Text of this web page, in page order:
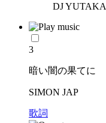
DJ YUTAKA
3
暗い闇の果てに
SIMON JAP
歌詞